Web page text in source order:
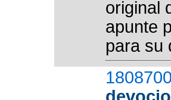
original
apunte
para su